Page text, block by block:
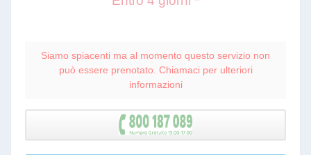
Siamo spiacenti ma al momento questo servizio non
può essere prenotato. Chiamaci per ulteriori
informazioni